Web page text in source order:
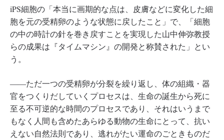
iPS細胞の「本当に画期的な点は、皮膚などに変化した細
胞を元の受精卵のような状態に戻したこと」で、「細胞
の中の時計の針を巻き戻すことを実現した山中伸弥教授
らの成果は『タイムマシン』の開発と称賛された」とい
う。
――ただ一つの受精卵が分裂を繰り返し、体の組織・器
官をつくりだしていくプロセスは、生命の誕生から死に
至る不可逆的な時間のプロセスであり、それはいうまで
もなく人間も含めたあらゆる動物の生命にとって、抗い
えない自然法則であり、逃れがたい運命のごときものだ